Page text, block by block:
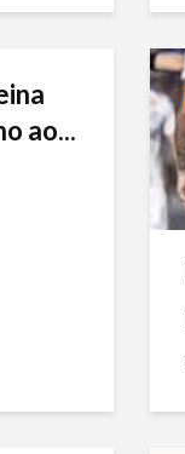
ao...